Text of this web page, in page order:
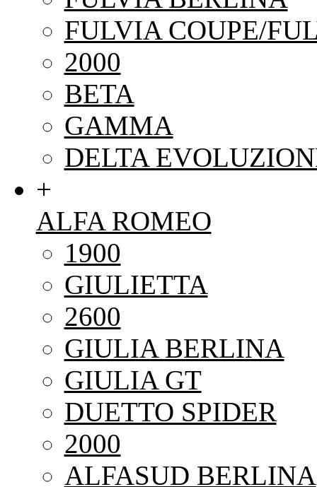
FULVIA COUPE/
2000
BETA
GAMMA
DELTA
+
ALFA ROMEO
1900
GIULIETTA
2600
GIULIA BERLINA
GIULIA GT
DUETTO SPIDER
2000
ALFASUD BERLINA